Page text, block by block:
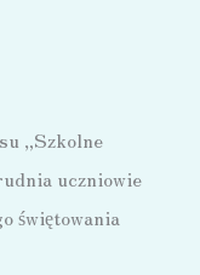
„Szkolne
uczniowie
świętowania